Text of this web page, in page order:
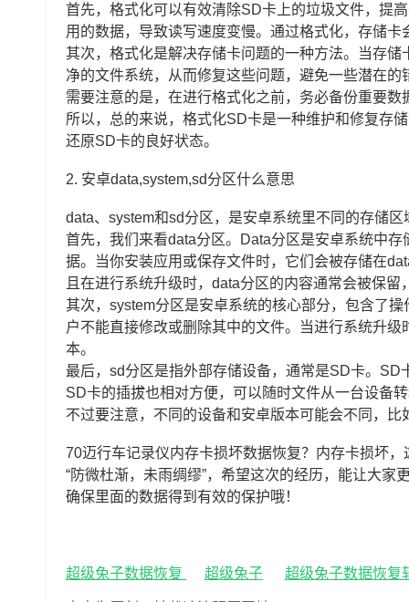
首先，格式化可以有效清除SD卡上的垃圾文件，提
用的数据，导致读写速度变慢。通过格式化，存储卡
其次，格式化是解决存储卡问题的一种方法。当存
净的文件系统，从而修复这些问题，避免一些潜在
需要注意的是，在进行格式化之前，务必备份重要数
所以，总的来说，格式化SD卡是一种维护和修复存
还原SD卡的良好状态。
2. 安卓data,system,sd分区什么意思
data、system和sd分区，是安卓系统里不同的存储
首先，我们来看data分区。Data分区是安卓系统中
据。当你安装应用或保存文件时，它们会被存储在
且在进行系统升级时，data分区的内容通常会被保留
其次，system分区是安卓系统的核心部分，包含了
户不能直接修改或删除其中的文件。当进行系统升
本。
最后，sd分区是指外部存储设备，通常是SD卡。
SD卡的插拔也相对方便，可以随时文件从一台设备
不过要注意，不同的设备和安卓版本可能会不同，
70迈行车记录仪内存卡损坏数据恢复？内存卡损坏
“防微杜渐，未雨绸缪”，希望这次的经历，能让大
确保里面的数据得到有效的保护哦！
超级兔子数据恢复 超级兔子 超级兔子数据恢复